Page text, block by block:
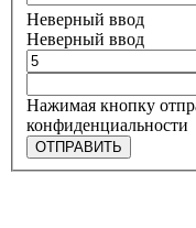
Неверный ввод
Неверный ввод
Нажимая кнопку
конфиденциальности
ОТПРАВИТЬ